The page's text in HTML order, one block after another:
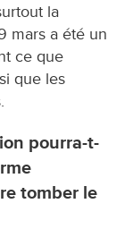
la
mars a été un
ce que
que les
pourra-t-
tomber le